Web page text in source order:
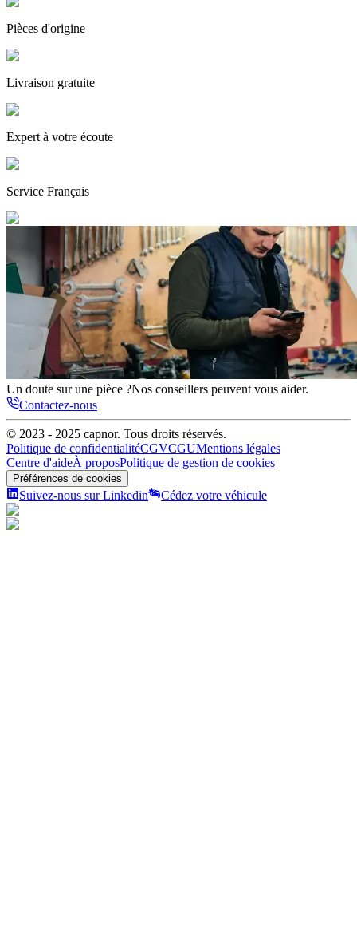
Pièces d'origine
Livraison gratuite
Expert à votre écoute
Service Français
Un doute sur une pièce ?Nos conseillers peuvent vous aider.
Contactez-nous
© 2023 - 2025 capnor. Tous droits réservés.
Politique de confidentialitéCGVCGUMentions légales
Centre d'aideÀ proposPolitique de gestion de cookies
Préférences de cookies
Suivez-nous sur Linkedin Cédez votre véhicule